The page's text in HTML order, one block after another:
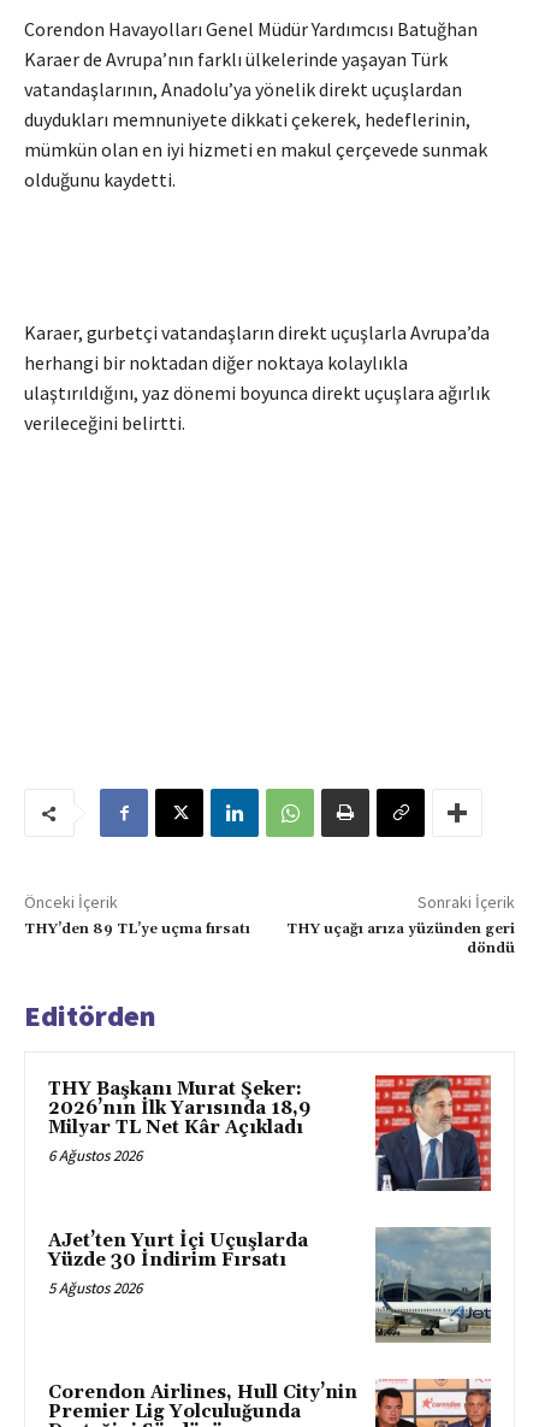
Corendon Havayolları Genel Müdür Yardımcısı Batuğhan
Karaer de Avrupa’nın farklı ülkelerinde yaşayan Türk
vatandaşlarının, Anadolu’ya yönelik direkt uçuşlardan
duydukları memnuniyete dikkati çekerek, hedeflerinin,
mümkün olan en iyi hizmeti en makul çerçevede sunmak
olduğunu kaydetti.
Karaer, gurbetçi vatandaşların direkt uçuşlarla Avrupa’da
herhangi bir noktadan diğer noktaya kolaylıkla
ulaştırıldığını, yaz dönemi boyunca direkt uçuşlara ağırlık
verileceğini belirtti.
Önceki İçerik
THY’den 89 TL’ye uçma fırsatı
Sonraki İçerik
THY uçağı arıza yüzünden geri
döndü
Editörden
THY Başkanı Murat Şeker:
2026’nın İlk Yarısında 18,9
Milyar TL Net Kâr Açıkladı
6 Ağustos 2026
AJet’ten Yurt İçi Uçuşlarda
Yüzde 30 İndirim Fırsatı
5 Ağustos 2026
Corendon Airlines, Hull City’nin
Premier Lig Yolculuğunda